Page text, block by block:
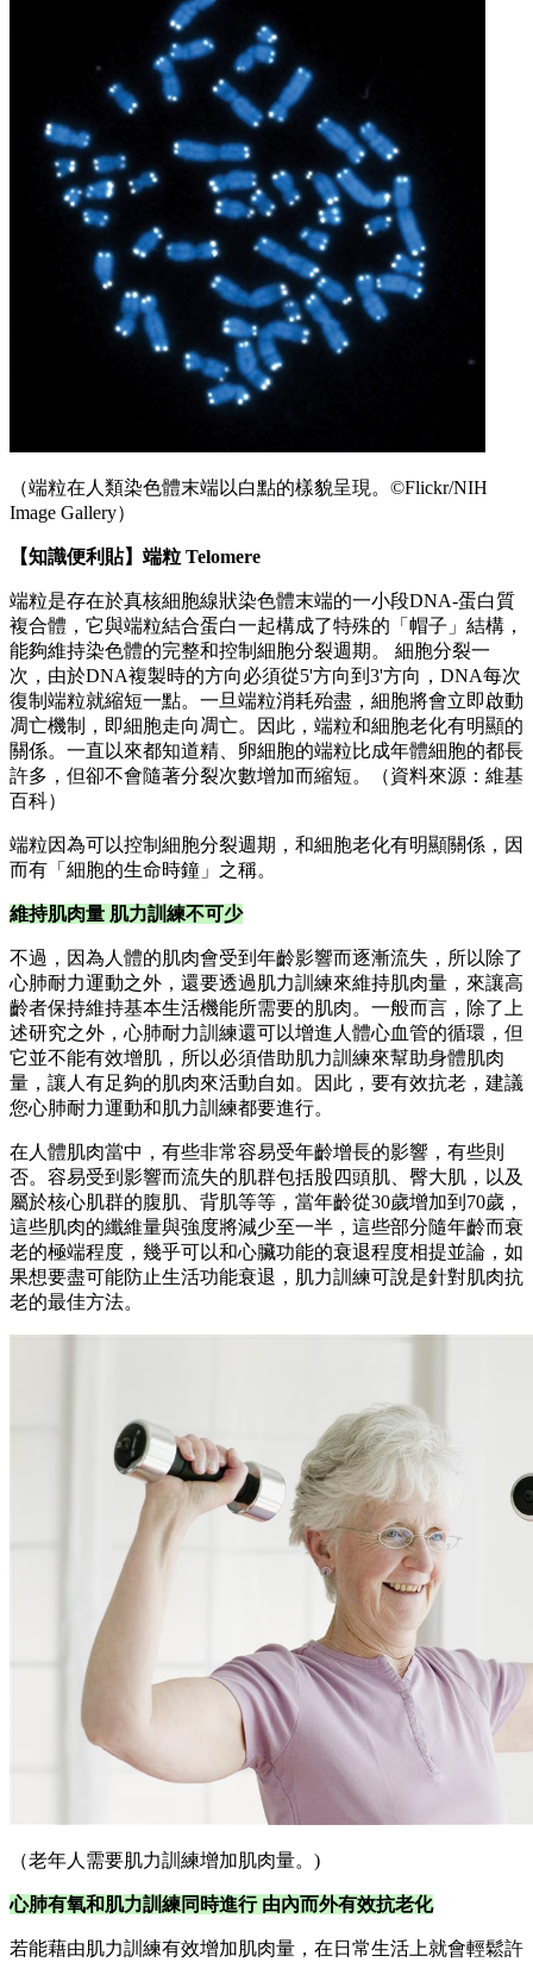
（端粒在人類染色體末端以白點的樣貌呈現。©Flickr/NIH
Image Gallery）
【知識便利貼】端粒 Telomere
端粒是存在於真核細胞線狀染色體末端的一小段DNA-蛋白質
複合體，它與端粒結合蛋白一起構成了特殊的「帽子」結構，
能夠維持染色體的完整和控制細胞分裂週期。 細胞分裂一
次，由於DNA複製時的方向必須從5'方向到3'方向，DNA每次
復制端粒就縮短一點。一旦端粒消耗殆盡，細胞將會立即啟動
凋亡機制，即細胞走向凋亡。因此，端粒和細胞老化有明顯的
關係。一直以來都知道精、卵細胞的端粒比成年體細胞的都長
許多，但卻不會隨著分裂次數增加而縮短。（資料來源：維基
百科）
端粒因為可以控制細胞分裂週期，和細胞老化有明顯關係，因
而有「細胞的生命時鐘」之稱。
維持肌肉量 肌力訓練不可少
不過，因為人體的肌肉會受到年齡影響而逐漸流失，所以除了
心肺耐力運動之外，還要透過肌力訓練來維持肌肉量，來讓高
齡者保持維持基本生活機能所需要的肌肉。一般而言，除了上
述研究之外，心肺耐力訓練還可以增進人體心血管的循環，但
它並不能有效增肌，所以必須借助肌力訓練來幫助身體肌肉
量，讓人有足夠的肌肉來活動自如。因此，要有效抗老，建議
您心肺耐力運動和肌力訓練都要進行。
在人體肌肉當中，有些非常容易受年齡增長的影響，有些則
否。容易受到影響而流失的肌群包括股四頭肌、臀大肌，以及
屬於核心肌群的腹肌、背肌等等，當年齡從30歲增加到70歲，
這些肌肉的纖維量與強度將減少至一半，這些部分隨年齡而衰
老的極端程度，幾乎可以和心臟功能的衰退程度相提並論，如
果想要盡可能防止生活功能衰退，肌力訓練可說是針對肌肉抗
老的最佳方法。
（老年人需要肌力訓練增加肌肉量。)
心肺有氧和肌力訓練同時進行 由內而外有效抗老化
若能藉由肌力訓練有效增加肌肉量，在日常生活上就會輕鬆許